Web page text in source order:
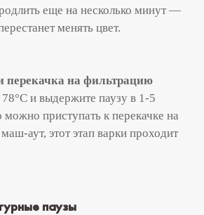
еще на несколько минут —
менять цвет.
перекачка на фильтрацию
и выдержите паузу в 1-5
можно приступать к перекачке на
аут, этот этап варки проходит
паузы